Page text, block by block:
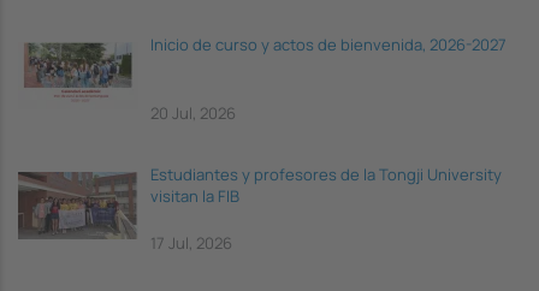
Inicio de curso y actos de bienvenida, 2026-2027
20 Jul, 2026
Estudiantes y profesores de la Tongji University
visitan la FIB
17 Jul, 2026